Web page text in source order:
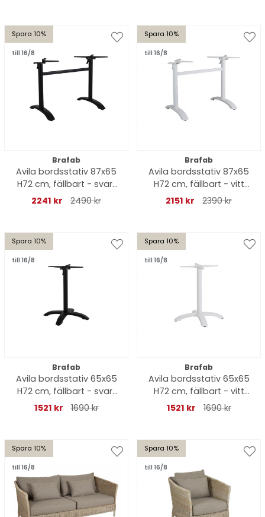
Spara 10%
till 16/8
Brafab
Avila bordsstativ 87x65
H72 cm, fällbart - svart
matt
2241 kr 2490 kr
Spara 10%
till 16/8
Brafab
Avila bordsstativ 87x65
H72 cm, fällbart - vitt
matt
2151 kr 2390 kr
Spara 10%
till 16/8
Brafab
Avila bordsstativ 65x65
H72 cm, fällbart - svart
matt
1521 kr 1690 kr
Spara 10%
till 16/8
Brafab
Avila bordsstativ 65x65
H72 cm, fällbart - vitt
matt
1521 kr 1690 kr
Spara 10%
till 16/8
Spara 10%
till 16/8